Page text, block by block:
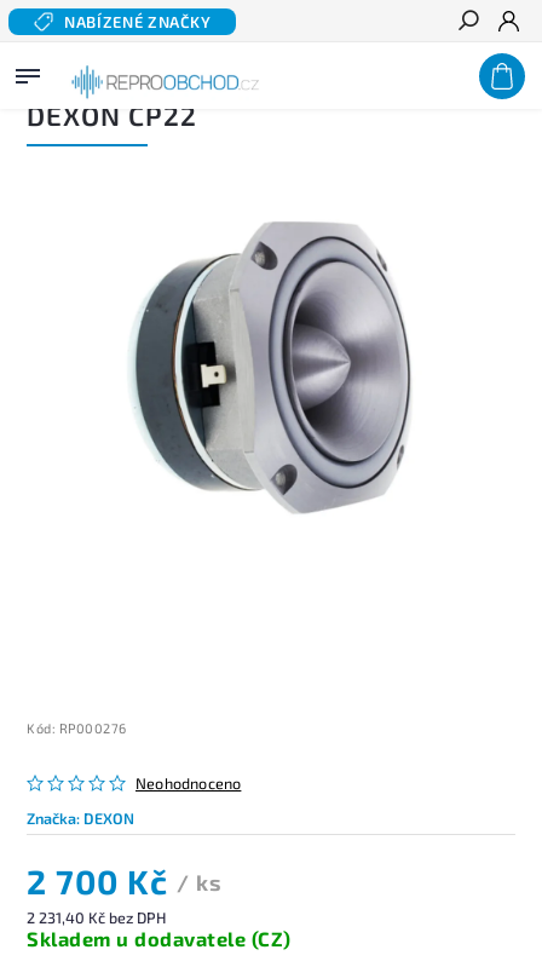
NABÍZENÉ ZNAČKY
Hledat
Domů/ Profi audio/Reproduktory PA/ Tweetery a Piezzo
DEXON CP22
Kód: RP000276
Neohodnoceno
Značka: DEXON
2 700 Kč / ks
2 231,40 Kč bez DPH
Skladem u dodavatele (CZ)